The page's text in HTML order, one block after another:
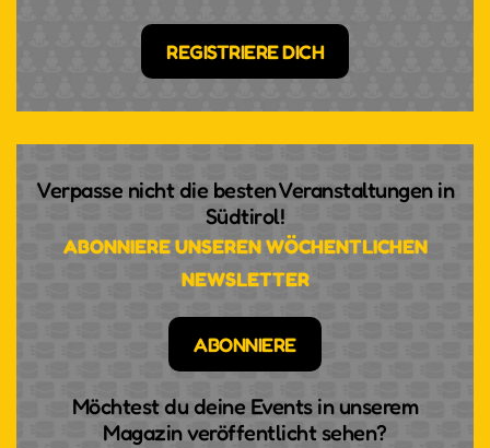
REGISTRIERE DICH
Verpasse nicht die besten Veranstaltungen in
Südtirol!
ABONNIERE UNSEREN WÖCHENTLICHEN
NEWSLETTER
ABONNIERE
Möchtest du deine Events in unserem
Magazin veröffentlicht sehen?